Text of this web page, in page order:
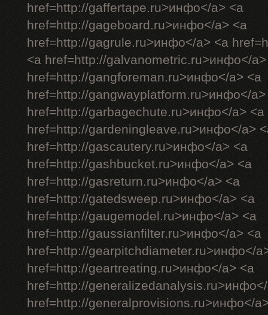
href=http://gaffertape.ru>инфо</a> <a
href=http://gageboard.ru>инфо</a> <a
href=http://gagrule.ru>инфо</a> <a
<a href=http://galvanometric.ru>инфо</
href=http://gangforeman.ru>инфо</a> <a
href=http://gangwayplatform.ru>инфо</a>
href=http://garbagechute.ru>инфо</a> <a
href=http://gardeningleave.ru>инфо</a>
href=http://gascautery.ru>инфо</a> <a
href=http://gashbucket.ru>инфо</a> <a
href=http://gasreturn.ru>инфо</a> <a
href=http://gatedsweep.ru>инфо</a> <a
href=http://gaugemodel.ru>инфо</a> <a
href=http://gaussianfilter.ru>инфо</a> <a
href=http://gearpitchdiameter.ru>инфо</
href=http://geartreating.ru>инфо</a> <a
href=http://
href=http://generalprovisions.ru>инфо</